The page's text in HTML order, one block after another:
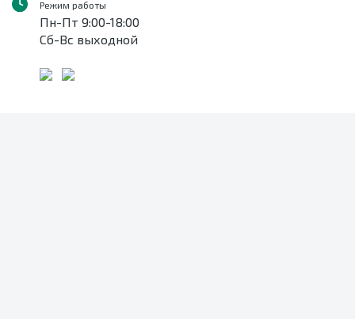
Режим работы
Пн-Пт 9:00-18:00
Сб-Вс выходной